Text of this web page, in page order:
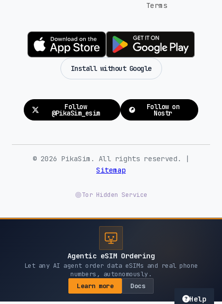
Help
Terms
Install without Google
Follow
@PikaSim_esim
Follow on
Nostr
© 2026 PikaSim. All rights reserved. |
Sitemap
Tor Hidden Service
Agentic eSIM Ordering
Let any AI agent order data eSIMs and real phone
numbers, autonomously.
Learn more
Docs